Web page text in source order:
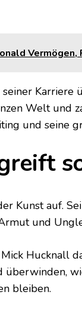
Karriere
Welt und
und seine
Kunst auf.
und
Hucknall
überwinden,
bleiben.